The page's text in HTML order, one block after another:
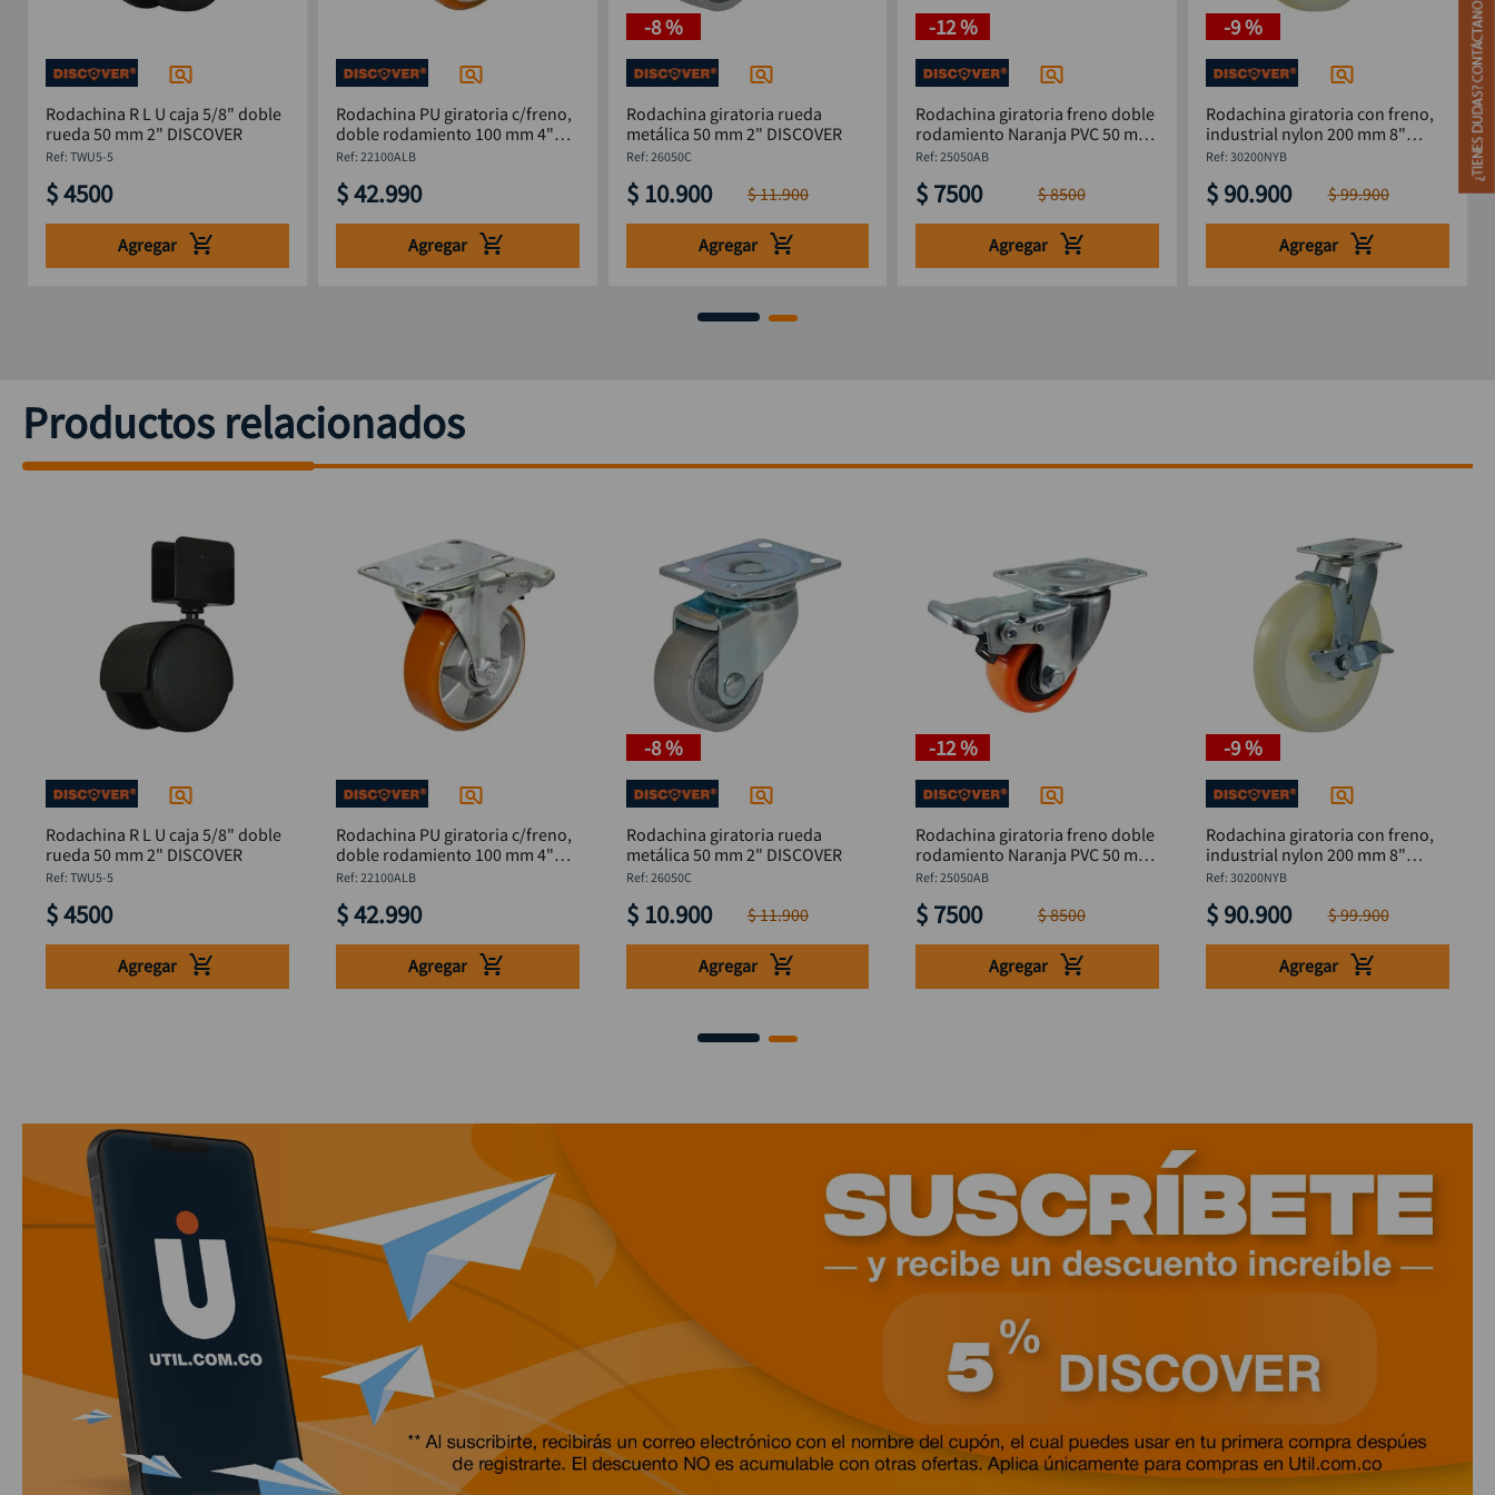
Rodachina R L U caja 5/8" doble
rueda 50 mm 2" DISCOVER
: TWU5-5
$4500
Agregar
Rodachina PU giratoria c/freno,
doble rodamiento 100 mm 4"
DISCOVER
: 22100ALB
$42.990
Agregar
-8 %
Rodachina giratoria rueda
metálica 50 mm 2" DISCOVER
: 26050C
$ 10.900 $11.900
Agregar
-12 %
Rodachina giratoria freno doble
rodamiento Naranja PVC 50 mm
DISCOVER
:25050AB
$ 7500 $8500
Agregar
-9 %
Rodachina giratoria con freno,
industrial nylon 200 mm 8"
DISCOVER
:30200NYB
$ 90.900 $99.900
Agregar
Productos relacionados
Rodachina R L U caja 5/8" doble
rueda 50 mm 2" DISCOVER
: TWU5-5
$4500
Agregar
Rodachina PU giratoria c/freno,
doble rodamiento 100 mm 4"
DISCOVER
: 22100ALB
$42.990
Agregar
-8 %
Rodachina giratoria rueda
metálica 50 mm 2" DISCOVER
: 26050C
$ 10.900 $11.900
Agregar
-12 %
Rodachina giratoria freno doble
rodamiento Naranja PVC 50 mm
DISCOVER
:25050AB
$ 7500 $8500
Agregar
-9 %
Rodachina giratoria con freno,
industrial nylon 200 mm 8"
DISCOVER
:30200NYB
$ 90.900 $99.900
Agregar